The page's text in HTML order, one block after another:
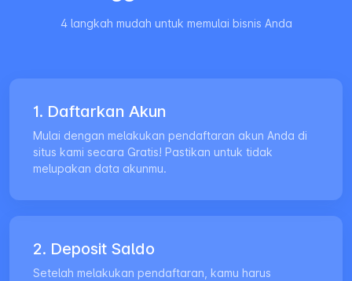
4 langkah mudah untuk memulai bisnis Anda
1. Daftarkan Akun
Mulai dengan melakukan pendaftaran akun Anda di
situs kami secara Gratis! Pastikan untuk tidak
melupakan data akunmu.
2. Deposit Saldo
Setelah melakukan pendaftaran, kamu harus